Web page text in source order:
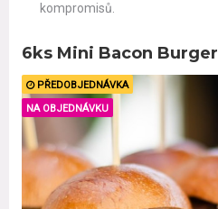
kompromisů.
6ks Mini Bacon Burger
PŘEDOBJEDNÁVKA
NA OBJEDNÁVKU